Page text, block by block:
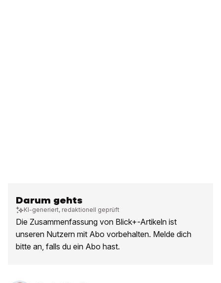
Darum gehts
KI-generiert, redaktionell geprüft
Die Zusammenfassung von Blick+-Artikeln ist
unseren Nutzern mit Abo vorbehalten. Melde dich
bitte an, falls du ein Abo hast.